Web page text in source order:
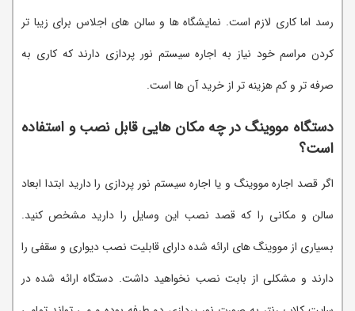
رسد اما کاری لازم است. نمایشگاه ها و سالن های اجلاس برای زیبا تر
کردن مراسم خود نیاز به اجاره سیستم نور پردازی دارند که کاری به
صرفه تر و کم هزینه تر از خرید آن ها است.
دستگاه مووینگ در چه مکان هایی قابل نصب و استفاده
است؟
اگر قصد اجاره مووینگ و یا اجاره سیستم نور پردازی را دارید ابتدا ابعاد
سالن و مکانی را که قصد نصب این وسایل را دارید مشخص کنید.
بسیاری از مووینگ های ارائه شده دارای قابلیت نصب دیواری و سقفی را
دارند و مشکلی از بابت نصب نخواهید داشت. دستگاه ارائه شده در